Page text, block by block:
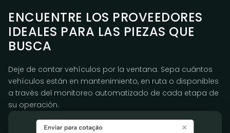
ENCUENTRE LOS PROVEEDORES
IDEALES PARA LAS PIEZAS QUE
BUSCA
Deje de contar vehículos por la ventana. Sepa cuántos
vehículos están en mantenimiento, en ruta o disponibles
a través del monitoreo automatizado de cada etapa de
su operación.